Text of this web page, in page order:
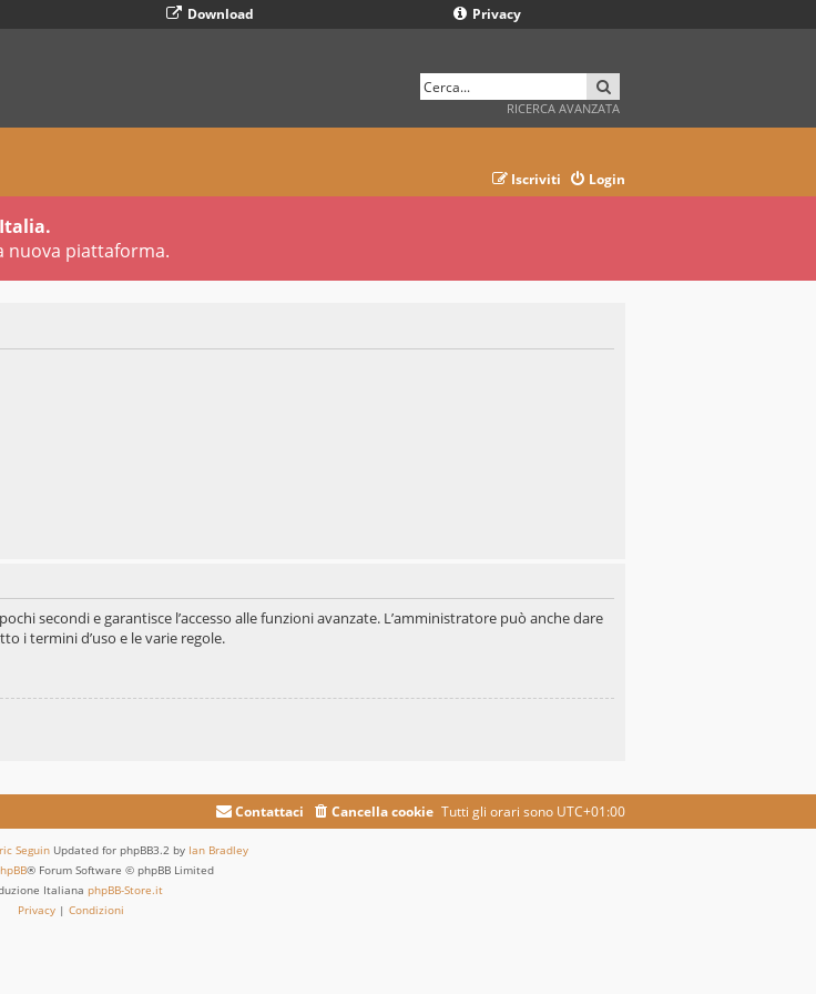
Download Privacy
RICERCA AVANZATA
Login
Iscriviti
nuova piattaforma.
secondi e garantisce l’accesso alle funzioni avanzate. L’amministratore può anche dare
i termini d’uso e le varie regole.
Tutti gli orari sono UTC+01:00
Cancella cookie
Contattaci
Seguin Updated for phpBB3.2 by Ian Bradley
® Forum Software © phpBB Limited
Italiana phpBB-Store.it
Privacy | Condizioni